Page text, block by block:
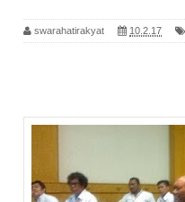
swarahatirakyat 10.2.17